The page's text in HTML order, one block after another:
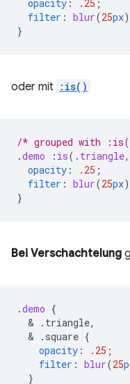
opacity : .25 ;
filter : blur(25px
}
oder mit :is()
/* grouped with
.demo : is( . triangle,
opacity : .25 ;
filter : blur(25px
}
Bei Verschachtelung
.demo {
  &
.triangle,
  &
.square {
opacity : .25 ;
filter : blur(25
}